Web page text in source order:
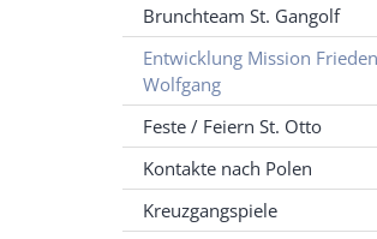
Brunchteam St. Gangolf
Entwicklung Mission
Wolfgang
Feste / Feiern St. Otto
Kontakte nach Polen
Kreuzgangspiele